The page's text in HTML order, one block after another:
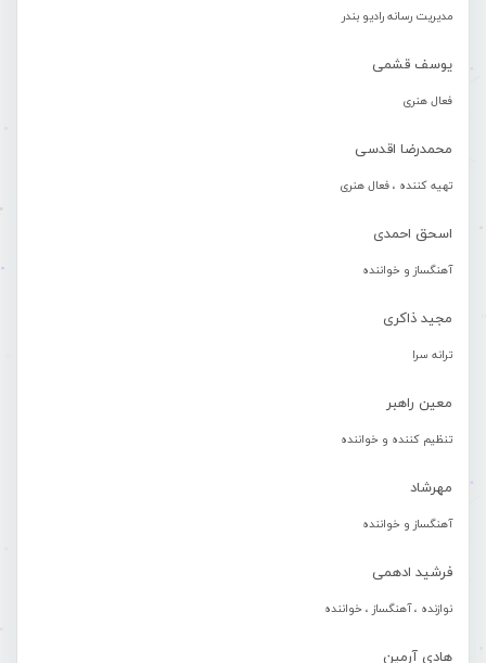
مدیریت رسانه رادیو بندر
یوسف قشمی
فعال هنری
محمدرضا اقدسی
تهیه کننده ، فعال هنری
اسحق احمدی
آهنگساز و خواننده
مجید ذاکری
ترانه سرا
معین راهبر
تنظیم کننده و خواننده
مهرشاد
آهنگساز و خواننده
فرشید ادهمی
نوازنده ، آهنگساز ، خواننده
هادی آرمین